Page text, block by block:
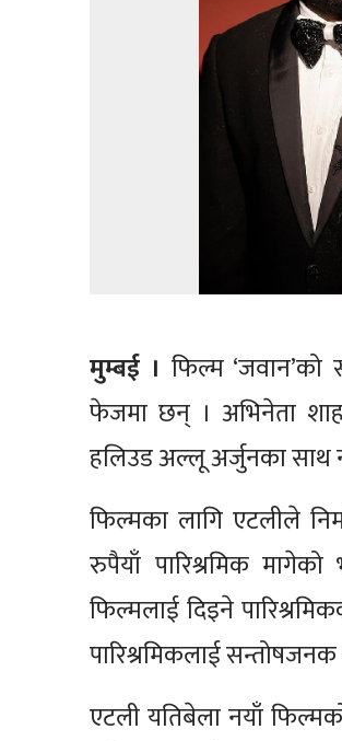
मुम्बई । फिल्म
फेजमा छन् । अभिनेता
हलिउड अल्लू अर्जुनका साथ
फिल्मका लागि एटलीले
रुपैयाँ पारिश्रमिक
फिल्मलाई दिइने
पारिश्रमिकलाई
एटली यतिबेला नयाँ